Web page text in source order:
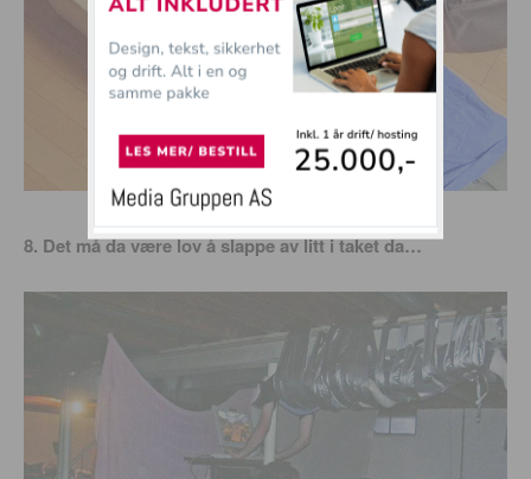
8. Det må da være lov å slappe av litt i taket da…